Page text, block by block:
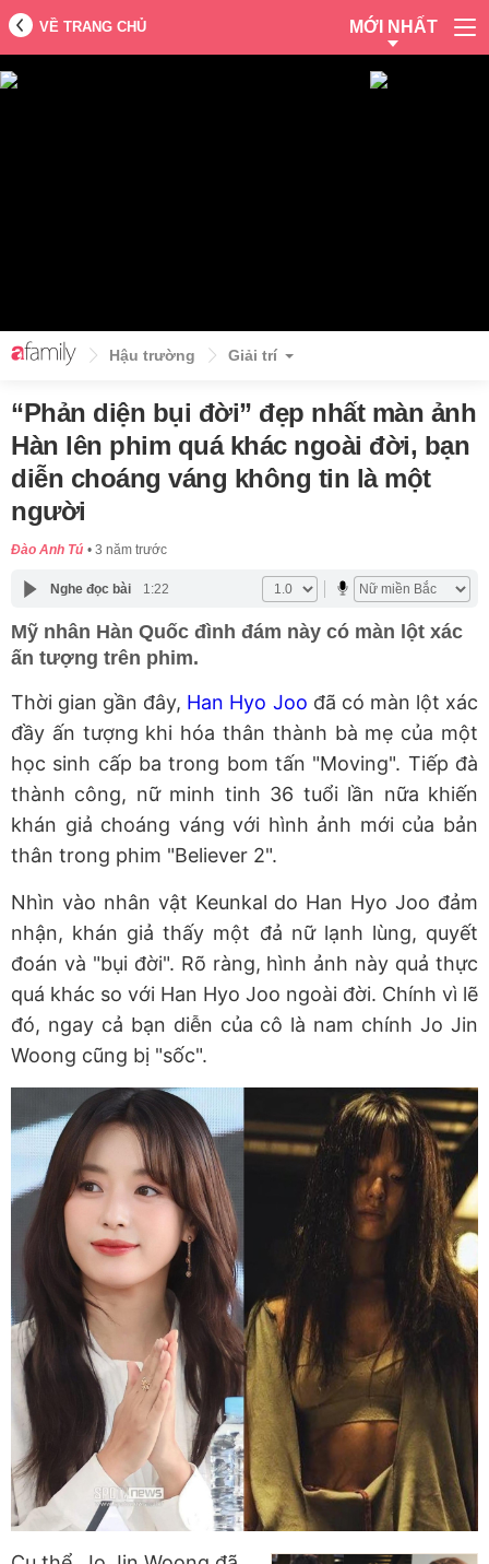
VỀ TRANG CHỦ MỚI NHẤT
Hậu trường Giải trí
“Phản diện bụi đời” đẹp nhất màn ảnh
Hàn lên phim quá khác ngoài đời, bạn
diễn choáng váng không tin là một
người
Đào Anh Tú 3 năm trước
Nghe đọc bài 1:22
Mỹ nhân Hàn Quốc đình đám này có màn lột xác
ấn tượng trên phim.
Thời gian gần đây, Han Hyo Joo đã có màn lột xác
đầy ấn tượng khi hóa thân thành bà mẹ của một
học sinh cấp ba trong bom tấn "Moving". Tiếp đà
thành công, nữ minh tinh 36 tuổi lần nữa khiến
khán giả choáng váng với hình ảnh mới của bản
thân trong phim "Believer 2".
Nhìn vào nhân vật Keunkal do Han Hyo Joo đảm
nhận, khán giả thấy một đả nữ lạnh lùng, quyết
đoán và "bụi đời". Rõ ràng, hình ảnh này quả thực
quá khác so với Han Hyo Joo ngoài đời. Chính vì lẽ
đó, ngay cả bạn diễn của cô là nam chính Jo Jin
Woong cũng bị "sốc".